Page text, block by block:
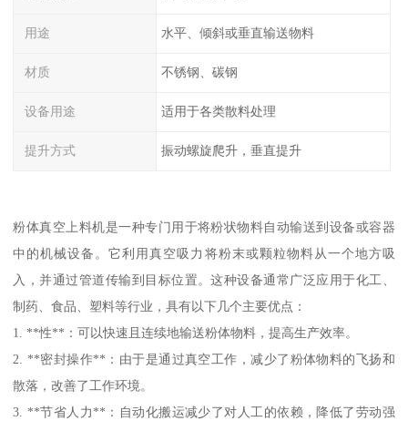
用途 水平、倾斜或垂直输送物料
材质 不锈钢、碳钢
设备用途 适用于各类散料处理
提升方式 振动螺旋爬升，垂直提升
粉体真空上料机是一种专门用于将粉状物料自动输送到设备或容器
中的机械设备。它利用真空吸力将粉末或颗粒物料从一个地方吸
入，并通过管道传输到目标位置。这种设备通常广泛应用于化工、
制药、食品、塑料等行业，具有以下几个主要优点：
1. **性**：可以快速且连续地输送粉体物料，提高生产效率。
2. **密封操作**：由于是通过真空工作，减少了粉体物料的飞扬和
散落，改善了工作环境。
3. **节省人力**：自动化搬运减少了对人工的依赖，降低了劳动强